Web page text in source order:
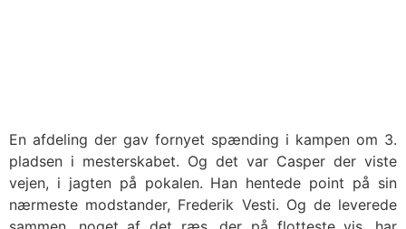
En afdeling der gav fornyet spænding i kampen om 3.
pladsen i mesterskabet. Og det var Casper der viste
vejen, i jagten på pokalen. Han hentede point på sin
nærmeste modstander, Frederik Vesti. Og de leverede